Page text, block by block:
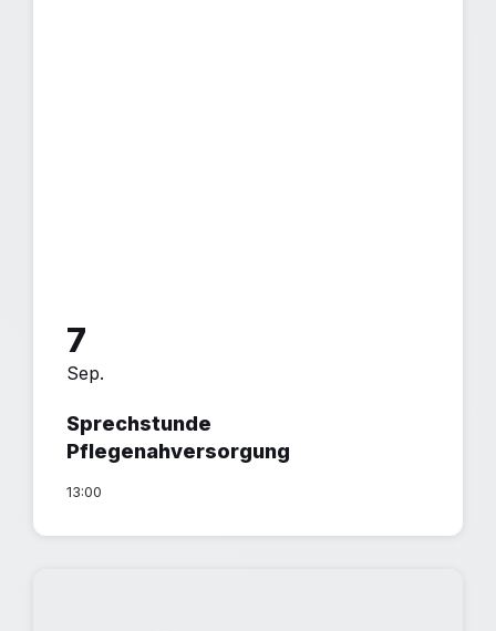
7
Sep.
Sprechstunde
Pflegenahversorgung
13:00